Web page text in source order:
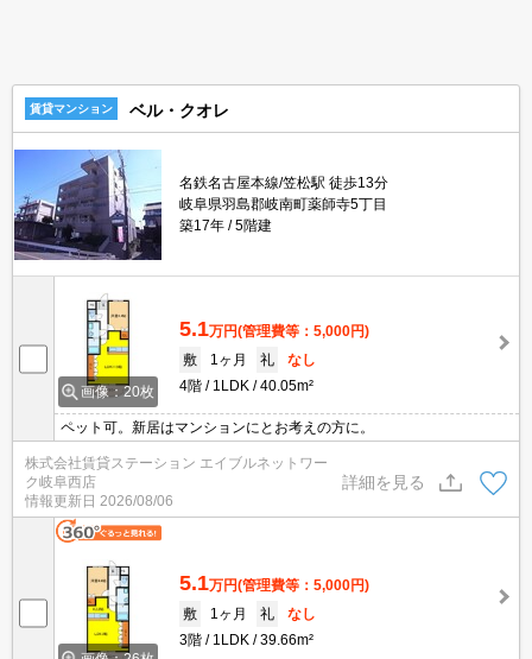
賃貸マンション ベル・クオレ
名鉄名古屋本線/笠松駅 徒歩13分
岐阜県羽島郡岐南町薬師寺5丁目
築17年
5階建
画像：20枚
5.1万円(管理費等：5,000円)
敷
1ヶ月 礼
なし
4階
1LDK 40.05m²
ペット可。新居はマンションにとお考えの方に。
株式会社賃貸ステーション エイブルネットワー
ク岐阜西店
情報更新日 2026/08/06
詳細を見る
5.1万円(管理費等：5,000円)
敷
1ヶ月 礼
なし
3階
1LDK 39.66m²